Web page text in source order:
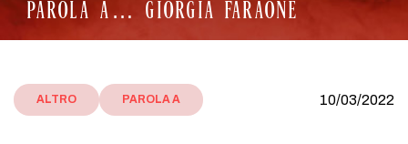
PAROLA A… GIORGIA FARAONE
ALTRO PAROLA A 10/03/2022